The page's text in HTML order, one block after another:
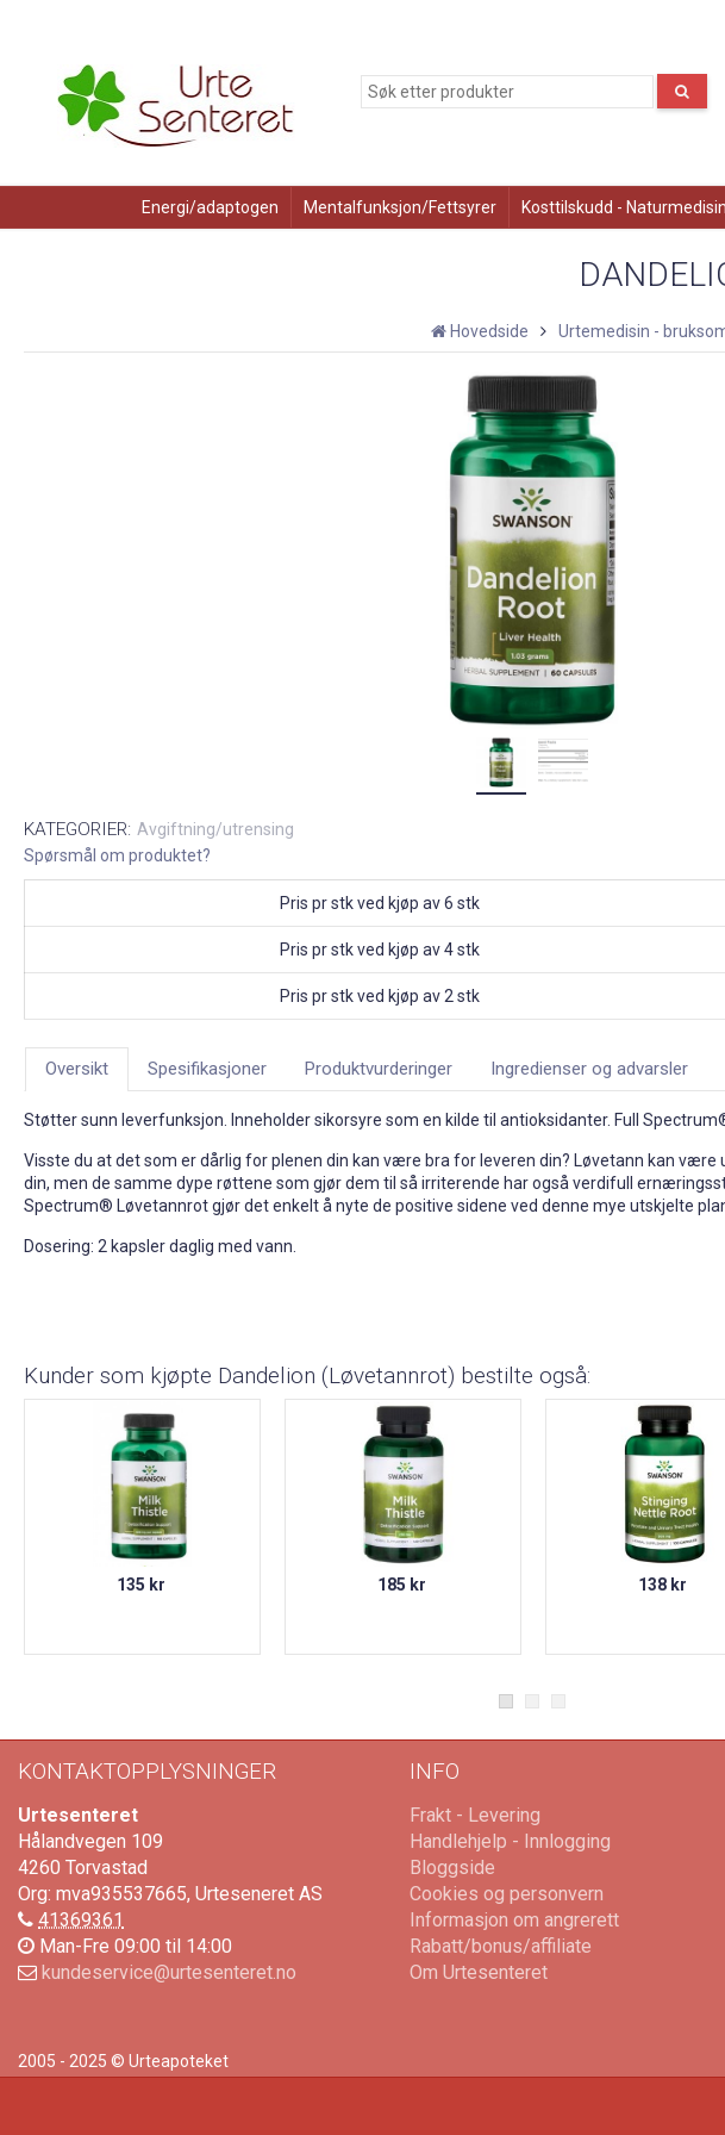
Energi/adaptogen Mentalfunksjon/Fettsyrer Kosttilskudd - Naturmedisin
Hovedside Urtemedisin -
KATEGORIER: Avgiftning/utrensing
Spørsmål om produktet?
Pris pr stk ved kjøp av 6 stk
Pris pr stk ved kjøp av 4 stk
Pris pr stk ved kjøp av 2 stk
Oversikt Spesifikasjoner Produktvurderinger Ingredienser og advarsler
Støtter sunn leverfunksjon. Inneholder sikorsyre som en kilde til antioksidanter. Full
Visste du at det som er dårlig for plenen din kan være bra for leveren din? Løvetann kan være
din, men de samme dype røttene som gjør dem til så irriterende har også verdifull
Spectrum® Løvetannrot gjør det enkelt å nyte de positive sidene ved denne mye utskjelte
Dosering: 2 kapsler daglig med vann.
Kunder som kjøpte Dandelion (Løvetannrot) bestilte også:
135 kr 185 kr 138 kr
KONTAKTOPPLYSNINGER
Urtesenteret
Hålandvegen 109
4260 Torvastad
Org: mva935537665, Urteseneret AS
41369361
Man-Fre 09:00 til 14:00
kundeservice@urtesenteret.no
INFO
Frakt - Levering
Handlehjelp - Innlogging
Bloggside
Cookies og personvern
Informasjon om angrerett
Rabatt/bonus/affiliate
Om Urtesenteret
2005 - 2025 © Urteapoteket